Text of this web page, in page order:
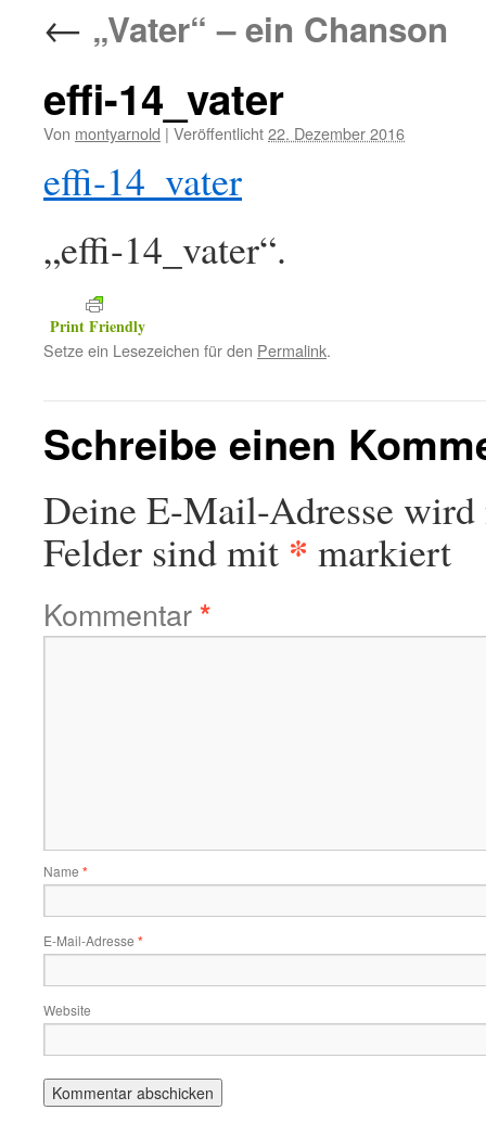
← „Vater“ – ein Chanson
effi-14_vater
Von montyarnold | Veröffentlicht22. Dezember 2016
effi-14_vater
„effi-14_vater“.
Print Friendly
Setze ein Lesezeichen für den Permalink.
Schreibe einen
Deine E-Mail-Adresse
Felder sind mit * markiert
Kommentar*
Name *
E-Mail-Adresse *
Website